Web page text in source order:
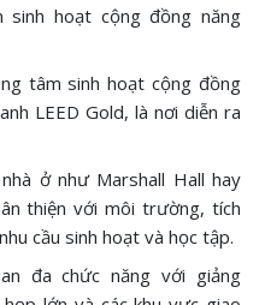
hoạt cộng đồng năng
tâm sinh hoạt cộng đồng
LEED Gold, là nơi diễn ra
ở như Marshall Hall hay
thiện với môi trường, tích
cầu sinh hoạt và học tập.
đa chức năng với giảng